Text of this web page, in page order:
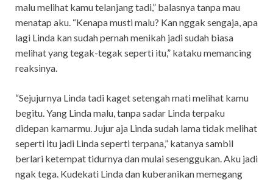
malu melihat kamu telanjang tadi,” balasnya tanpa mau
menatap aku. “Kenapa musti malu? Kan nggak sengaja, apa
lagi Linda kan sudah pernah menikah jadi sudah biasa
melihat yang tegak-tegak seperti itu,” kataku memancing
reaksinya.
“Sejujurnya Linda tadi kaget setengah mati melihat kamu
begitu. Yang Linda malu, tanpa sadar Linda terpaku
didepan kamarmu. Jujur aja Linda sudah lama tidak melihat
seperti itu jadi Linda seperti terpana,” katanya sambil
berlari ketempat tidurnya dan mulai sesenggukan. Aku jadi
ngak tega. Kudekati Linda dan kuberanikan memegang